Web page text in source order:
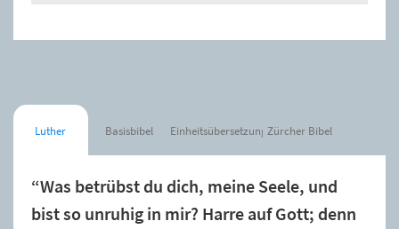
Luther Basisbibel Einheitsübersetzung Zürcher Bibel
“Was betrübst du dich, meine Seele, und
bist so unruhig in mir? Harre auf Gott; denn